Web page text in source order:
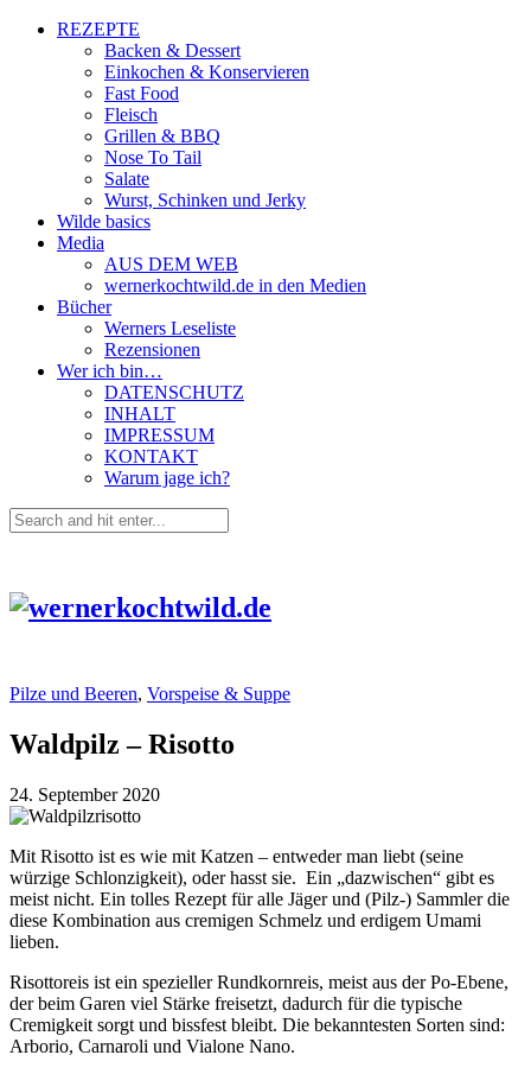
REZEPTE
Backen & Dessert
Einkochen & Konservieren
Fast Food
Fleisch
Grillen & BBQ
Nose To Tail
Salate
Wurst, Schinken und Jerky
Wilde basics
Media
AUS DEM WEB
wernerkochtwild.de in den Medien
Bücher
Werners Leseliste
Rezensionen
Wer ich bin…
DATENSCHUTZ
INHALT
IMPRESSUM
KONTAKT
Warum jage ich?
Pilze und Beeren, Vorspeise & Suppe
Waldpilz – Risotto
24. September 2020
Mit Risotto ist es wie mit Katzen – entweder man liebt (seine
würzige Schlonzigkeit), oder hasst sie. Ein „dazwischen“ gibt es
meist nicht. Ein tolles Rezept für alle Jäger und (Pilz-) Sammler die
diese Kombination aus cremigen Schmelz und erdigem Umami
lieben.
Risottoreis ist ein spezieller Rundkornreis, meist aus der Po-Ebene,
der beim Garen viel Stärke freisetzt, dadurch für die typische
Cremigkeit sorgt und bissfest bleibt. Die bekanntesten Sorten sind:
Arborio, Carnaroli und Vialone Nano.